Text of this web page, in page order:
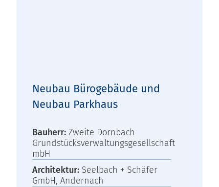
Neubau Bürogebäude und
Neubau Parkhaus
Bauherr:Zweite Dornbach
Grundstücksverwaltungsgesellschaft
mbH
Architektur: Seelbach + Schäfer
GmbH, Andernach